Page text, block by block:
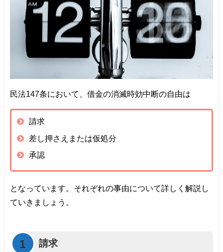
民法147条において、借金の消滅時効中断の自由は
請求
差し押さえまたは仮処分
承認
となっています。それぞれの事由について詳しく解説し
ていきましょう。
1 請求